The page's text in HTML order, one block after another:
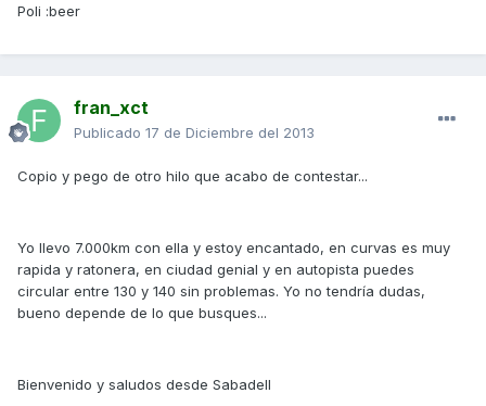
Poli :beer
fran_xct
Publicado 17 de Diciembre del 2013
Copio y pego de otro hilo que acabo de contestar...
Yo llevo 7.000km con ella y estoy encantado, en curvas es muy
rapida y ratonera, en ciudad genial y en autopista puedes
circular entre 130 y 140 sin problemas. Yo no tendría dudas,
bueno depende de lo que busques...
Bienvenido y saludos desde Sabadell